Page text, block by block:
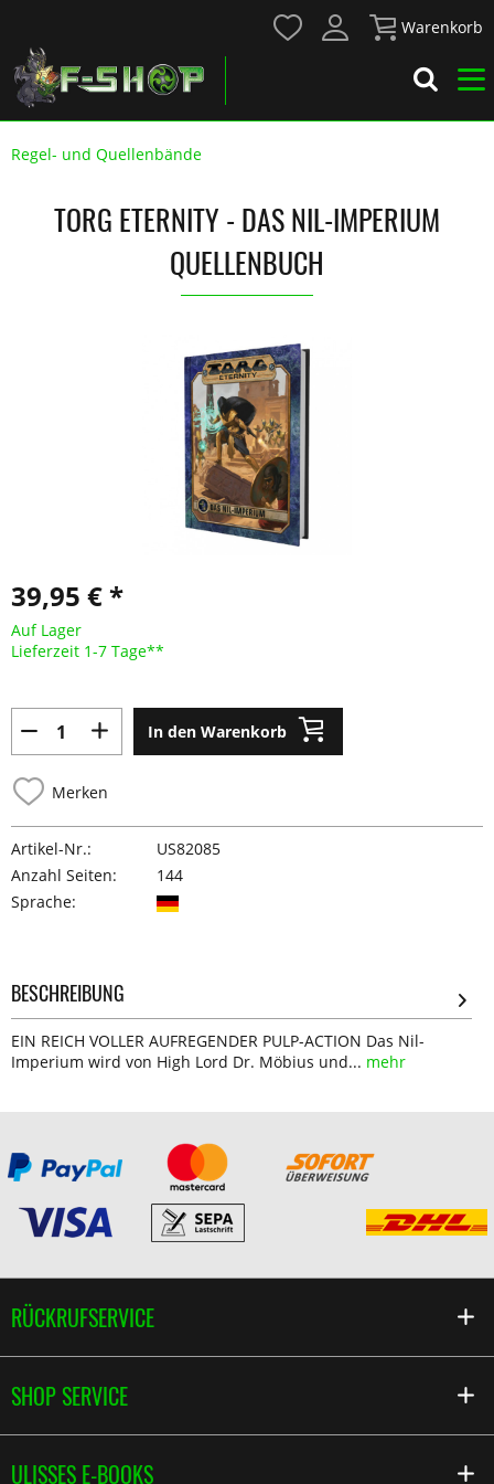
Warenkorb
Regel- und Quellenbände
TORG ETERNITY - DAS NIL-IMPERIUM
QUELLENBUCH
39,95 € *
Auf Lager
Lieferzeit 1-7 Tage**
In den Warenkorb
Merken
Artikel-Nr.:
US82085
Anzahl Seiten:
144
Sprache:
BESCHREIBUNG
EIN REICH VOLLER AUFREGENDER PULP-ACTION Das Nil-
Imperium wird von High Lord Dr. Möbius und... mehr
RÜCKRUFSERVICE
SHOP SERVICE
ULISSES E-BOOKS